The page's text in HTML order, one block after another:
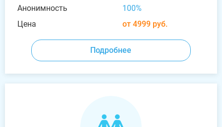
Анонимность
100%
Цена
от 4999 руб.
Подробнее